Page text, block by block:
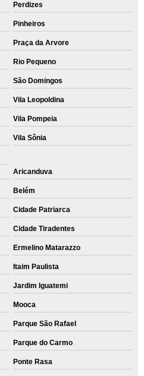
Perdizes
Pinheiros
Praça da Arvore
Rio Pequeno
São Domingos
Vila Leopoldina
Vila Pompeia
Vila Sônia
Aricanduva
Belém
Cidade Patriarca
Cidade Tiradentes
Ermelino Matarazzo
Itaim Paulista
Jardim Iguatemi
Mooca
Parque São Rafael
Parque do Carmo
Ponte Rasa